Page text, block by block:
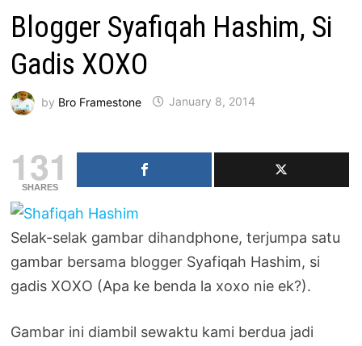
Blogger Syafiqah Hashim, Si
Gadis XOXO
by Bro Framestone January 8, 2014
131
SHARES
Selak-selak gambar dihandphone, terjumpa satu
gambar bersama blogger Syafiqah Hashim, si
gadis XOXO (Apa ke benda la xoxo nie ek?).
Gambar ini diambil sewaktu kami berdua jadi